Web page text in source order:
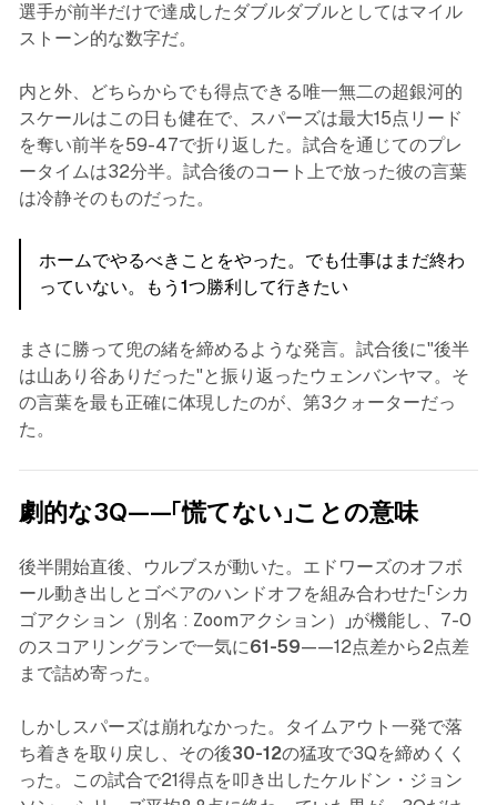
選手が前半だけで達成したダブルダブルとしてはマイル
ストーン的な数字だ。
内と外、どちらからでも得点できる唯一無二の超銀河的
スケールはこの日も健在で、スパーズは最大15点リード
を奪い前半を59-47で折り返した。試合を通じてのプレ
ータイムは32分半。試合後のコート上で放った彼の言葉
は冷静そのものだった。
ホームでやるべきことをやった。でも仕事はまだ終わ
っていない。もう1つ勝利して行きたい
まさに勝って兜の緒を締めるような発言。試合後に"後半
は山あり谷ありだった"と振り返ったウェンバンヤマ。そ
の言葉を最も正確に体現したのが、第3クォーターだっ
た。
劇的な3Q——「慌てない」ことの意味
後半開始直後、ウルブスが動いた。エドワーズのオフボ
ール動き出しとゴベアのハンドオフを組み合わせた「シカ
ゴアクション（別名 : Zoomアクション）」が機能し、7-0
のスコアリングランで一気に61-59——12点差から2点差
まで詰め寄った。
しかしスパーズは崩れなかった。タイムアウト一発で落
ち着きを取り戻し、その後30-12の猛攻で3Qを締めくく
った。この試合で21得点を叩き出したケルドン・ジョン